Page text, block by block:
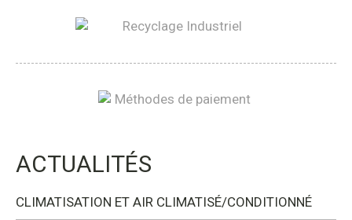
ACTUALITÉS
CLIMATISATION ET AIR CLIMATISÉ/CONDITIONNÉ